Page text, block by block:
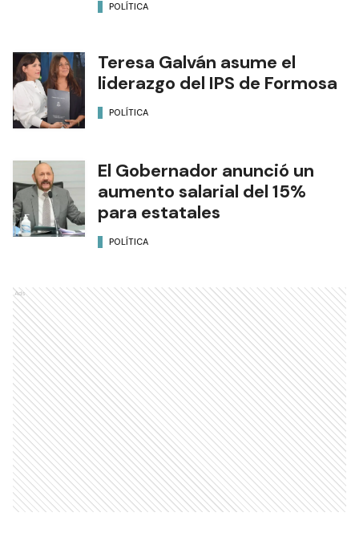
POLÍTICA
Teresa Galván asume el
liderazgo del IPS de Formosa
POLÍTICA
El Gobernador anunció un
aumento salarial del 15%
para estatales
POLÍTICA
Ads